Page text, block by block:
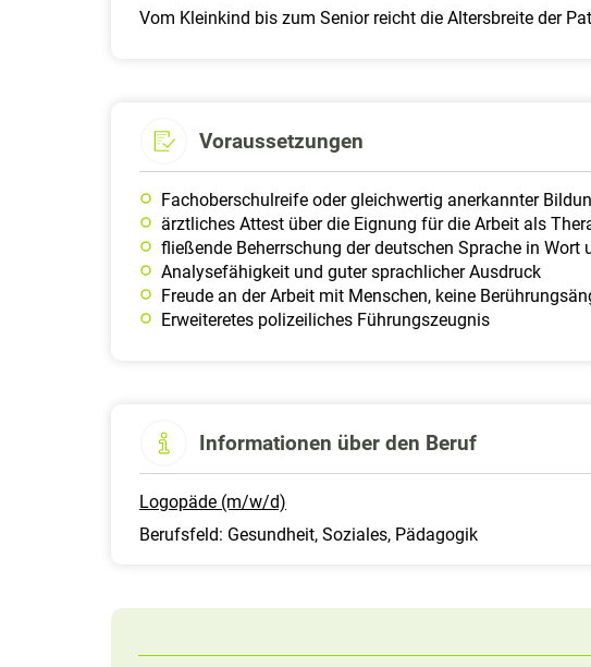
Vom Kleinkind bis zum Senior reicht die Altersbreite der
Voraussetzungen
Fachoberschulreife oder gleichwertig anerkannter
ärztliches Attest über die Eignung für die Arbeit als
fließende Beherrschung der deutschen Sprache in Wort
Analysefähigkeit und guter sprachlicher Ausdruck
Freude an der Arbeit mit Menschen, keine
Erweiteretes polizeiliches Führungszeugnis
Informationen über den Beruf
Logopäde (m/w/d)
Berufsfeld: Gesundheit, Soziales, Pädagogik